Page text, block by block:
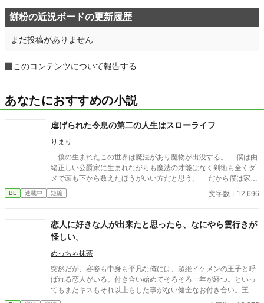
餅粉の近況ボードの更新履歴
まだ投稿がありません
このコンテンツについて報告する
あなたにおすすめの小説
虐げられた令息の第二の人生はスローライフ
りまり
僕の生まれたこの世界は魔法があり魔物が出没する。 僕は由
緒正しい公爵家に生まれながらも魔法の才能はなく剣術も全くダ
メで頭も下から数えたほうがいい方だと思う。 だから僕は家族
にも公爵家の使用人にも馬鹿にされ食事もまともにもらえない。
救いだったのは僕を不憫に思った王妃様が僕を殿下の従者に指
事だ。 お家に帰る事なくお城にいていいと言うので僕は頑張っ
てみたいです。
BL 連載中 短編 文字数：12,696
恋人に好きな人が出来たと思ったら、なにやら雲行きが
怪しい。
めっちゃ抹茶
突然だが、容姿も中身も平凡な俺には、超絶イケメンの王子と呼
ばれる恋人がいる。付き合い始めてそろそろ一年が経つ。といっ
てもまだキスもそれ以上もした事がない健全なお付き合い。王子
は優しいけど意地悪で、いつも俺の心臓を高鳴らせてくる——だ